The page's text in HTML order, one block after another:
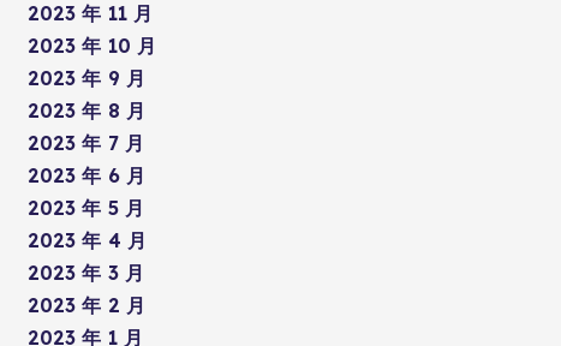
2023 年 11 月
2023 年 10 月
2023 年 9 月
2023 年 8 月
2023 年 7 月
2023 年 6 月
2023 年 5 月
2023 年 4 月
2023 年 3 月
2023 年 2 月
2023 年 1 月